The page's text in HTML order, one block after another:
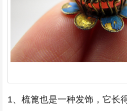
1、梳篦也是一种发饰，它长